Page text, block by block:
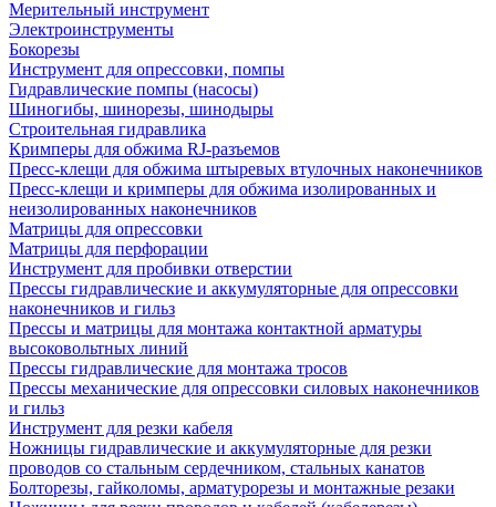
Мерительный инструмент
Электроинструменты
Бокорезы
Инструмент для опрессовки, помпы
Гидравлические помпы (насосы)
Шиногибы, шинорезы, шинодыры
Строительная гидравлика
Кримперы для обжима RJ-разъемов
Пресс-клещи для обжима штыревых втулочных наконечников
Пресс-клещи и кримперы для обжима изолированных и
неизолированных наконечников
Матрицы для опрессовки
Матрицы для перфорации
Инструмент для пробивки отверстии
Прессы гидравлические и аккумуляторные для опрессовки
наконечников и гильз
Прессы и матрицы для монтажа контактной арматуры
высоковольтных линий
Прессы гидравлические для монтажа тросов
Прессы механические для опрессовки силовых наконечников
и гильз
Инструмент для резки кабеля
Ножницы гидравлические и аккумуляторные для резки
проводов со стальным сердечником, стальных канатов
Болторезы, гайколомы, арматурорезы и монтажные резаки